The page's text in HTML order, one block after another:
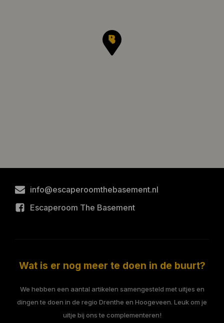
info@escaperoomthebasement.nl
Escaperoom The Basement
Wat is er nog meer te doen in de buurt?
We hebben een aantal artikelen samengesteld met uitjes en
dingen te doen in de regio Drenthe en Hoogeveen. Leuk om je
uitje bij ons te complementeren!